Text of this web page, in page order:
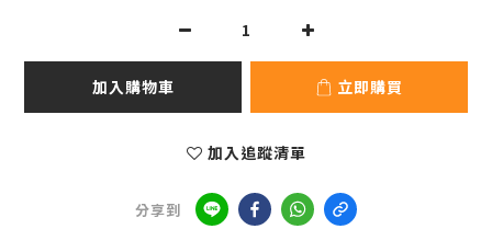
加入購物車 立即購買
加入追蹤清單
分享到